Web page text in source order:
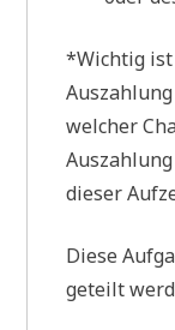
*Wichtig
welcher
dieser
Diese
geteilt